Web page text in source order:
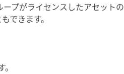
プがライセンスしたアセットの
できます。